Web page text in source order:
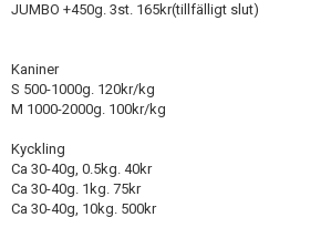
JUMBO +450g. 3st. 165kr(tillfälligt slut)
Kaniner
S 500-1000g. 120kr/kg
M 1000-2000g. 100kr/kg
Kyckling
Ca 30-40g, 0.5kg. 40kr
Ca 30-40g. 1kg. 75kr
Ca 30-40g, 10kg. 500kr